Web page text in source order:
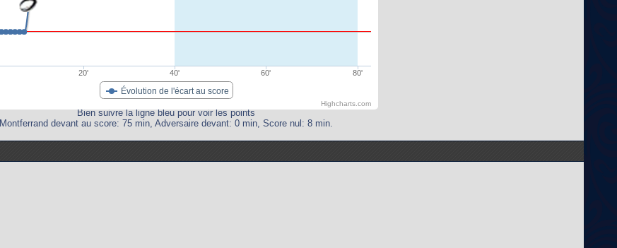
Évolution de l'écart au score
20' 40' 60' 80'
Highcharts.com
Bien suivre la ligne bleu pour voir les points
Montferrand devant au score: 75 min, Adversaire devant: 0 min, Score nul: 8 min.